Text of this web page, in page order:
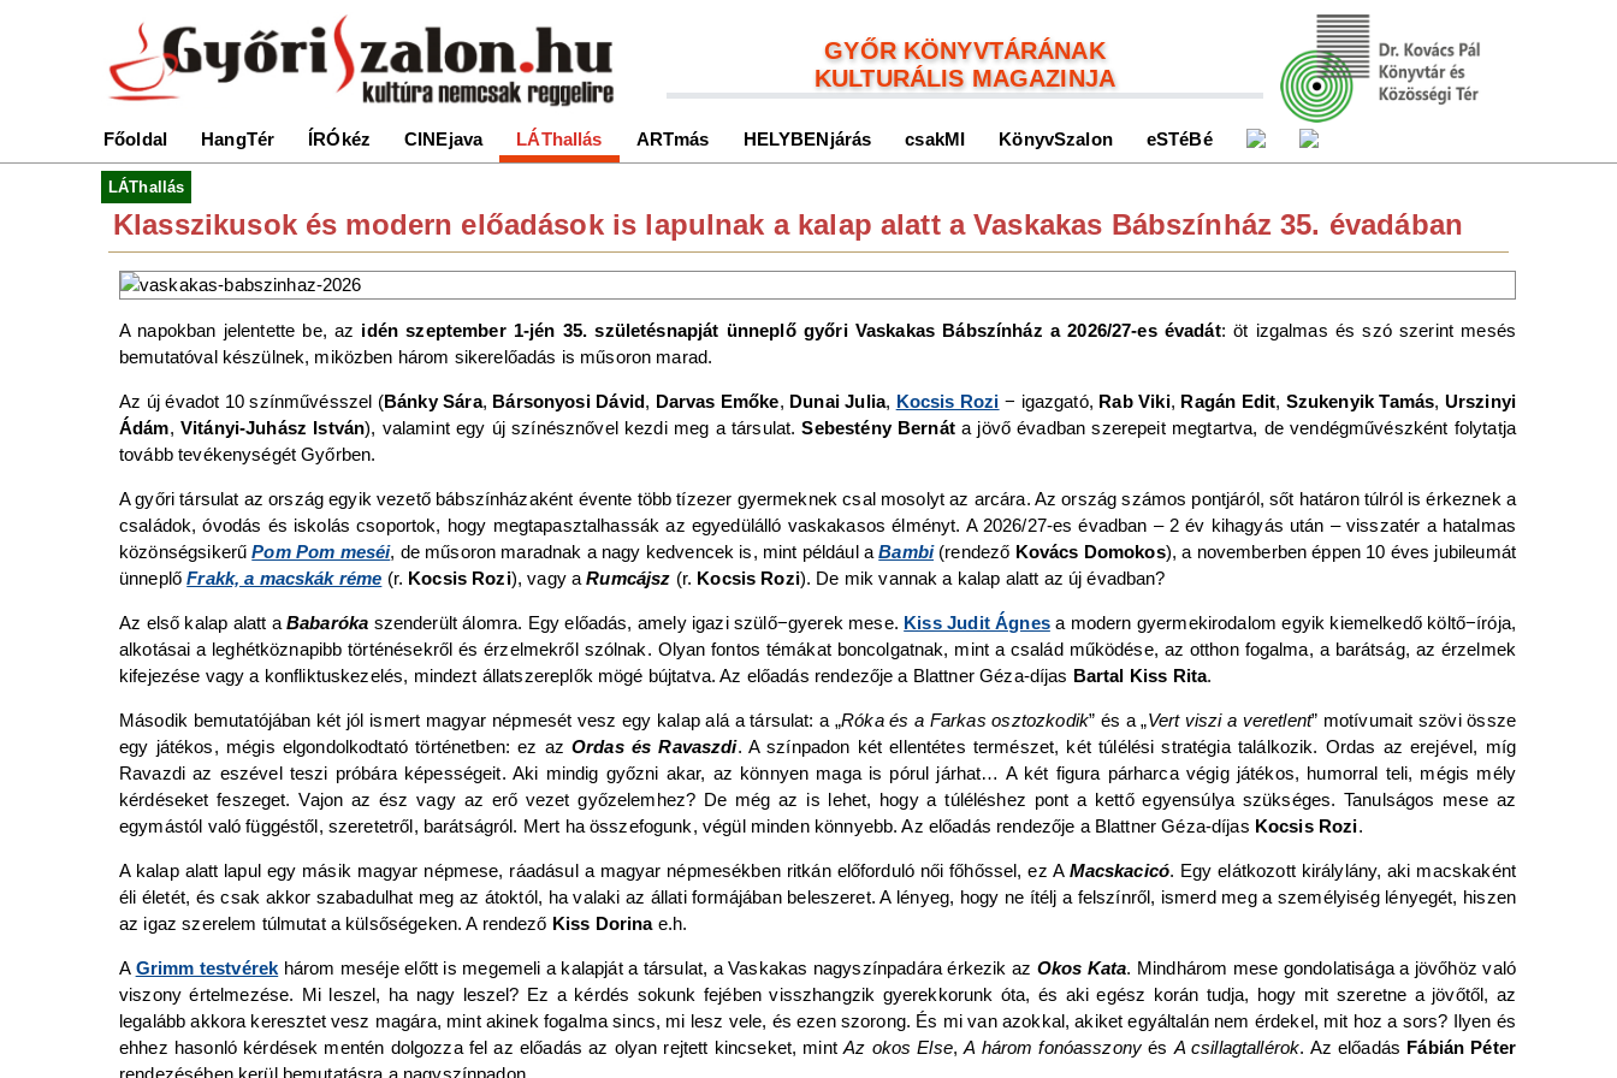
GYŐR KÖNYVTÁRÁNAK
KULTURÁLIS MAGAZINJA
Főoldal HangTér ÍRÓkéz CINEjava LÁThallás ARTmás HELYBENjárás csakMI KönyvSzalon eSTéBé
LÁThallás
Klasszikusok és modern előadások is lapulnak a kalap alatt a Vaskakas Bábszínház 35. évadában
A napokban jelentette be, az idén szeptember 1-jén 35. születésnapját ünneplő győri Vaskakas Bábszínház a 2026/27-es évadát: öt izgalmas és szó szerint mesés
bemutatóval készülnek, miközben három sikerelőadás is műsoron marad.
Az új évadot 10 színművésszel (Bánky Sára, Bársonyosi Dávid, Darvas Emőke, Dunai Julia, Kocsis Rozi − igazgató, Rab Viki, Ragán Edit, Szukenyik Tamás, Urszinyi
Ádám, Vitányi-Juhász István), valamint egy új színésznővel kezdi meg a társulat.Sebestény Bernáta jövő évadban szerepeit megtartva, de vendégművészként folytatja
tovább tevékenységét Győrben.
A győri társulat az ország egyik vezető bábszínházaként évente több tízezer gyermeknek csal mosolyt az arcára. Az ország számos pontjáról, sőt határon túlról is érkeznek a
családok, óvodás és iskolás csoportok, hogy megtapasztalhassák az egyedülálló vaskakasos élményt. A 2026/27-es évadban – 2 év kihagyás után – visszatér a hatalmas
közönségsikerűPom Pom meséi, de műsoron maradnak a nagy kedvencek is, mint például aBambi(rendező Kovács Domokos), a novemberben éppen 10 éves jubileumát
ünneplőFrakk, a macskák réme (r. Kocsis Rozi), vagy aRumcájsz (r. Kocsis Rozi). De mik vannak a kalap alatt az új évadban?
Az első kalap alatt aBabaróka szenderült álomra. Egy előadás, amely igazi szülő−gyerek mese. Kiss Judit Ágnesa modern gyermekirodalom egyik kiemelkedő költő−írója,
alkotásai a leghétköznapibb történésekről és érzelmekről szólnak. Olyan fontos témákat boncolgatnak, mint a család működése, az otthon fogalma, a barátság, az érzelmek
kifejezése vagy a konfliktuskezelés, mindezt állatszereplők mögé bújtatva. Az előadás rendezője a Blattner Géza-díjas Bartal Kiss Rita.
Második bemutatójában két jól ismert magyar népmesét vesz egy kalap alá a társulat: a „Róka és a Farkas osztozkodik” és a „Vert viszi a veretlent” motívumait szövi össze
egy játékos, mégis elgondolkodtató történetben: ez azOrdas és Ravaszdi. A színpadon két ellentétes természet, két túlélési stratégia találkozik. Ordas az erejével, míg
Ravazdi az eszével teszi próbára képességeit. Aki mindig győzni akar, az könnyen maga is pórul járhat… A két figura párharca végig játékos, humorral teli, mégis mély
kérdéseket feszeget. Vajon az ész vagy az erő vezet győzelemhez? De még az is lehet, hogy a túléléshez pont a kettő egyensúlya szükséges. Tanulságos mese az
egymástól való függéstől, szeretetről, barátságról. Mert ha összefogunk, végül minden könnyebb. Az előadás rendezője a Blattner Géza-díjas Kocsis Rozi.
A kalap alatt lapul egy másik magyar népmese, ráadásul a magyar népmesékben ritkán előforduló női főhőssel, ez A Macskacicó. Egy elátkozott királylány, aki macskaként
éli életét, és csak akkor szabadulhat meg az átoktól, ha valaki az állati formájában beleszeret. A lényeg, hogy ne ítélj a felszínről, ismerd meg a személyiség lényegét, hiszen
az igaz szerelem túlmutat a külsőségeken. A rendező Kiss Dorinae.h.
A Grimm testvérek három meséje előtt is megemeli a kalapját a társulat, a Vaskakas nagyszínpadára érkezik az Okos Kata. Mindhárom mese gondolatisága a jövőhöz való
viszony értelmezése. Mi leszel, ha nagy leszel? Ez a kérdés sokunk fejében visszhangzik gyerekkorunk óta, és aki egész korán tudja, hogy mit szeretne a jövőtől, az
legalább akkora keresztet vesz magára, mint akinek fogalma sincs, mi lesz vele, és ezen szorong. És mi van azokkal, akiket egyáltalán nem érdekel, mit hoz a sors? Ilyen és
ehhez hasonló kérdések mentén dolgozza fel az előadás az olyan rejtett kincseket, mintAz okos Else,A három fonóasszonyés A csillagtallérok. Az előadás Fábián Péter
rendezésében kerül bemutatásra a nagyszínpadon.